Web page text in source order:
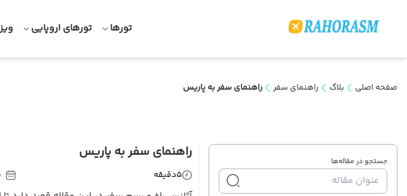
تورها تورهای اروپایی
صفحه اصلی بلاگ راهنمای سفر راهنمای سفر به پاریس
جستجو در مقاله‌ها
راهنمای سفر به پاریس
5دقیقه